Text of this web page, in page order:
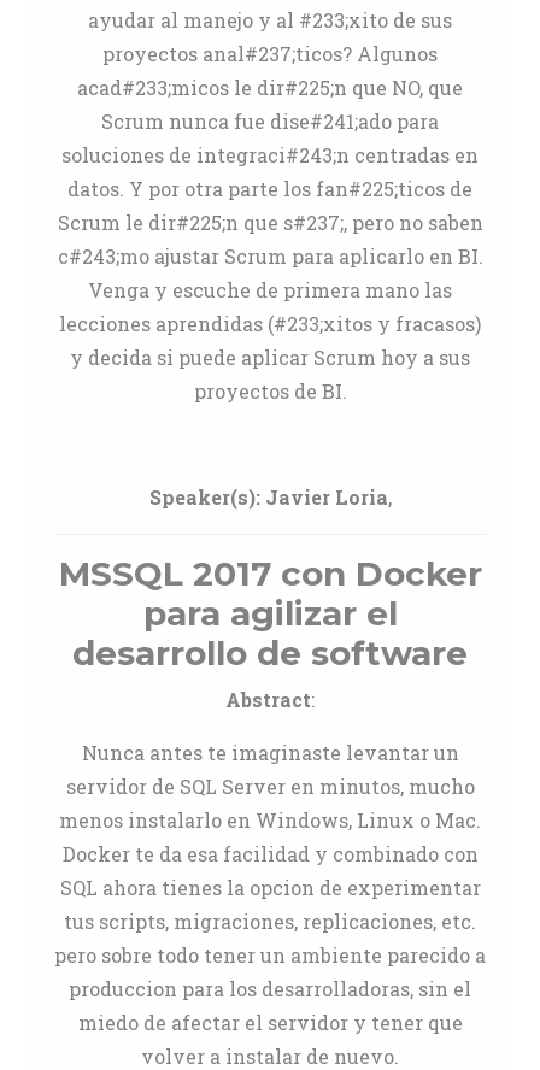
ayudar al manejo y al #233;xito de sus
proyectos anal#237;ticos? Algunos
acad#233;micos le dir#225;n que NO, que
Scrum nunca fue dise#241;ado para
soluciones de integraci#243;n centradas en
datos. Y por otra parte los fan#225;ticos de
Scrum le dir#225;n que s#237;, pero no saben
c#243;mo ajustar Scrum para aplicarlo en BI.
Venga y escuche de primera mano las
lecciones aprendidas (#233;xitos y fracasos)
y decida si puede aplicar Scrum hoy a sus
proyectos de BI.
Speaker(s): Javier Loria,
MSSQL 2017 con Docker
para agilizar el
desarrollo de software
Abstract:
Nunca antes te imaginaste levantar un
servidor de SQL Server en minutos, mucho
menos instalarlo en Windows, Linux o Mac.
Docker te da esa facilidad y combinado con
SQL ahora tienes la opcion de experimentar
tus scripts, migraciones, replicaciones, etc.
pero sobre todo tener un ambiente parecido a
produccion para los desarrolladoras, sin el
miedo de afectar el servidor y tener que
volver a instalar de nuevo.